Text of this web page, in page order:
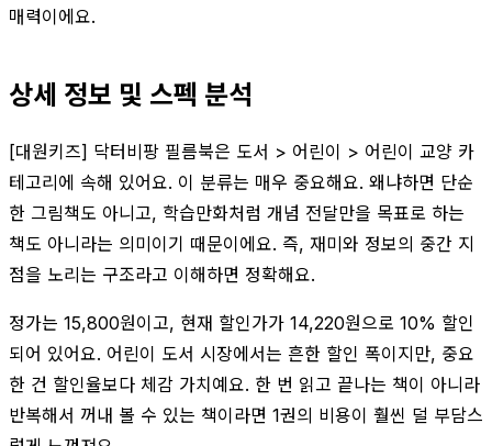
매력이에요.
상세 정보 및 스펙 분석
[대원키즈] 닥터비팡 필름북은 도서 > 어린이 > 어린이 교양 카
테고리에 속해 있어요. 이 분류는 매우 중요해요. 왜냐하면 단순
한 그림책도 아니고, 학습만화처럼 개념 전달만을 목표로 하는
책도 아니라는 의미이기 때문이에요. 즉, 재미와 정보의 중간 지
점을 노리는 구조라고 이해하면 정확해요.
정가는 15,800원이고, 현재 할인가가 14,220원으로 10% 할인
되어 있어요. 어린이 도서 시장에서는 흔한 할인 폭이지만, 중요
한 건 할인율보다 체감 가치예요. 한 번 읽고 끝나는 책이 아니라
반복해서 꺼내 볼 수 있는 책이라면 1권의 비용이 훨씬 덜 부담스